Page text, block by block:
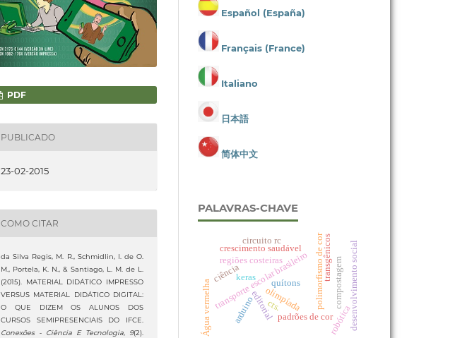
PDF
PUBLICADO
23-02-2015
COMO CITAR
da Silva Regis, M. R., Schmidlin, I. de O.
M., Portela, K. N., & Santiago, L. M. de L.
(2015). MATERIAL DIDÁTICO IMPRESSO
VERSUS MATERIAL DIDÁTICO DIGITAL:
O QUE DIZEM OS ALUNOS DOS
CURSOS SEMIPRESENCIAIS DO IFCE.
Conexões - Ciência E Tecnologia, 9(2).
Español (España)
Français (France)
Italiano
日本語
简体中文
PALAVRAS-CHAVE
editorialolimpíada
transporte escolar brasileiro
padrões de cor
polimorfismo de cor
quítons
regiões costeiras
robótica
keras desenvolvimento social
crescimento saudável transgênicos
cts.
Água vermelha compostagem
ciência
arduino
circuito rc